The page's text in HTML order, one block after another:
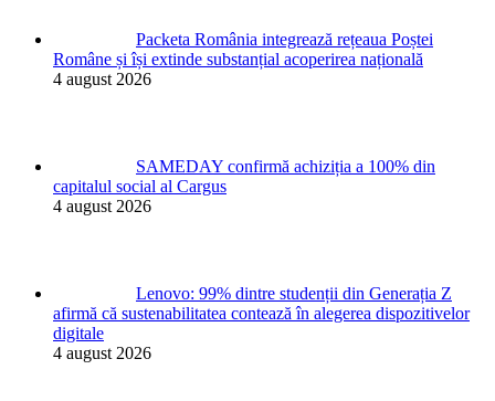
Packeta România integrează rețeaua Poștei
Române și își extinde substanțial acoperirea națională
4 august 2026
SAMEDAY confirmă achiziția a 100% din
capitalul social al Cargus
4 august 2026
Lenovo: 99% dintre studenții din Generația Z
afirmă că sustenabilitatea contează în alegerea dispozitivelor
digitale
4 august 2026